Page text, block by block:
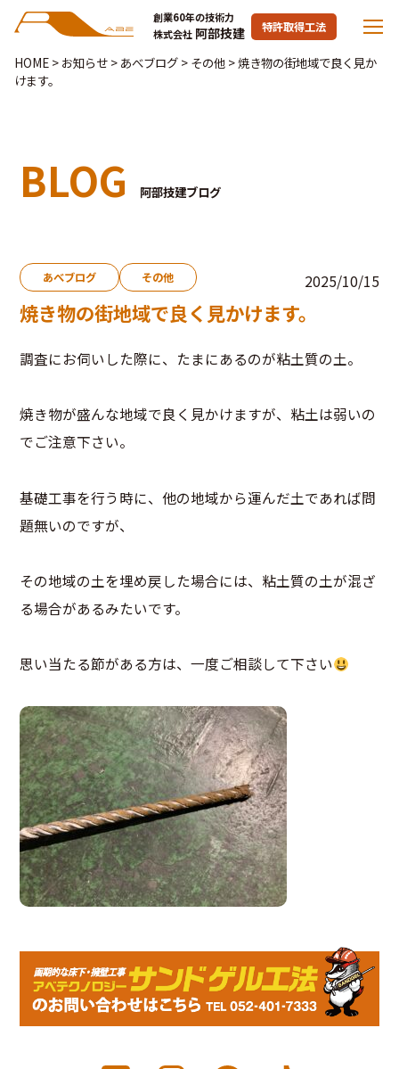
創業60年の技術力
株式会社 阿部技建 特許取得工法
HOME> お知らせ> あべブログ> その他>焼き物の街地域で良く見か
けます。
BLOG 阿部技建ブログ
あべブログ その他 2025/10/15
焼き物の街地域で良く見かけます。
調査にお伺いした際に、たまにあるのが粘土質の土。
焼き物が盛んな地域で良く見かけますが、粘土は弱いの
でご注意下さい。
基礎工事を行う時に、他の地域から運んだ土であれば問
題無いのですが、
その地域の土を埋め戻した場合には、粘土質の土が混ざ
る場合があるみたいです。
思い当たる節がある方は、一度ご相談して下さい